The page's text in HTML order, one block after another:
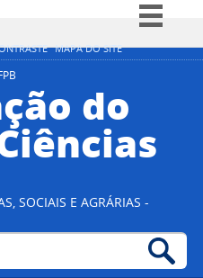
MAPA DO SITE
Simplifique!
Participe
Acesso à informação
Legislação
do
SOCIAIS E AGRÁRIAS -